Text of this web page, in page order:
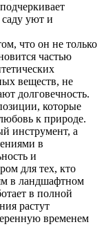
саду уют и
что он не только
частью
веществ, не
долговечность.
которые
к природе.
инструмент, а
в
и
для тех, кто
в ландшафтном
в полной
растут
временем